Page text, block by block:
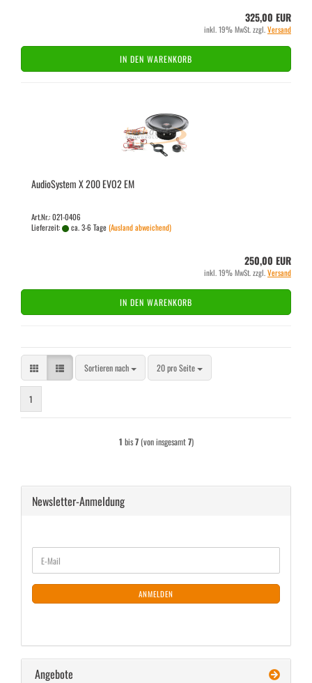
325,00 EUR
inkl. 19% MwSt. zzgl.Versand
IN DEN WARENKORB
Au­dio­Sys­tem X 200 EVO2 EM
Art.Nr.: 021-0406
Lieferzeit:
ca. 3-6 Tage(Ausland abweichend)
250,00 EUR
inkl. 19% MwSt. zzgl.Versand
IN DEN WARENKORB
Sortieren nach
Sortieren nach 20 pro Seite
pro Seite
1
1 bis7(von insgesamt7)
Newsletter-Anmeldung
ZUR
NEWSLETTER-
ANMELDUNG
E-
Mail
ANMELDEN
Angebote